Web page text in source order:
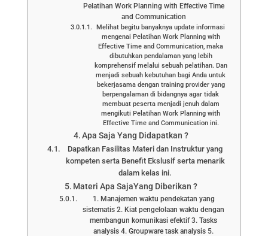
Pelatihan Work Planning with Effective Time
and Communication
Melihat begitu banyaknya update informasi
mengenai Pelatihan Work Planning with
Effective Time and Communication, maka
dibutuhkan pendalaman yang lebih
komprehensif melalui sebuah pelatihan. Dan
menjadi sebuah kebutuhan bagi Anda untuk
bekerjasama dengan training provider yang
berpengalaman di bidangnya agar tidak
membuat peserta menjadi jenuh dalam
mengikuti Pelatihan Work Planning with
Effective Time and Communication ini.
Apa Saja Yang Didapatkan ?
Dapatkan Fasilitas Materi dan Instruktur yang
kompeten serta Benefit Ekslusif serta menarik
dalam kelas ini.
Materi Apa SajaYang Diberikan ?
1. Manajemen waktu pendekatan yang
sistematis 2. Kiat pengelolaan waktu dengan
membangun komunikasi efektif 3. Tasks
analysis 4. Groupware task analysis 5.